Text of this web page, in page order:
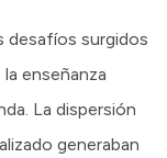
desafíos surgidos
enseñanza
La dispersión
generaban